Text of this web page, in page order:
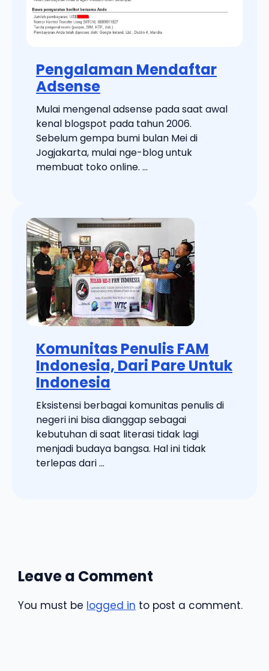
Pengalaman Mendaftar
Adsense
Mulai mengenal adsense pada saat awal
kenal blogspot pada tahun 2006.
Sebelum gempa bumi bulan Mei di
Jogjakarta, mulai nge-blog untuk
membuat toko online. ...
Komunitas Penulis FAM
Indonesia, Dari Pare Untuk
Indonesia
Eksistensi berbagai komunitas penulis di
negeri ini bisa dianggap sebagai
kebutuhan di saat literasi tidak lagi
menjadi budaya bangsa. Hal ini tidak
terlepas dari ...
Leave a Comment
You must be logged in to post a comment.